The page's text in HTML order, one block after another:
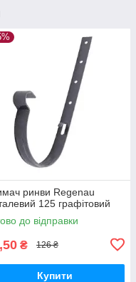
ринви Regenau
125 графітовий
до відправки
₴ 126 ₴
Купити